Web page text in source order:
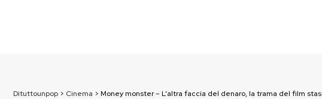
Dituttounpop > Cinema > Money monster – L’altra faccia del denaro, la trama del film